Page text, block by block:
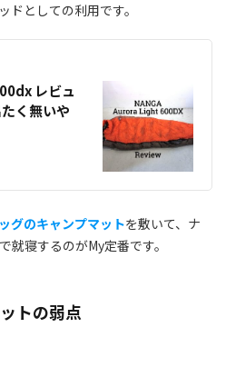
としての利用です。
レビュ
く無いや
グのキャンプマットを敷いて、ナ
で就寝するのがMy定番です。
トの弱点